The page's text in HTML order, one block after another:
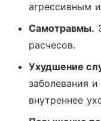
агрессивным
Самотравмы.
расчесов.
Ухудшение
заболевания
внутреннее